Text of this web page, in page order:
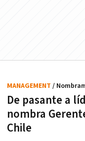
De pasante a
nombra
Chile
MANAGEMENT /